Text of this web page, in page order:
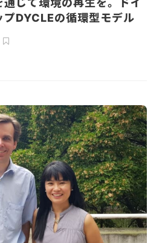
通じて環境の再生を。ドイ
プDYCLEの循環型モデル